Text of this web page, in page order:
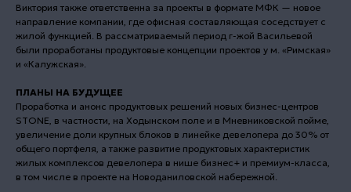
Виктория также ответственна за проекты в формате МФК — новое
направление компании, где офисная составляющая соседствует с
жилой функцией. В рассматриваемый период г-жой Васильевой
были проработаны продуктовые концепции проектов у м. «Римская»
и «Калужская».
ПЛАНЫ НА БУДУЩЕЕ
Проработка и анонс продуктовых решений новых бизнес-центров
STONE, в частности, на Ходынском поле и в Мневниковской пойме,
увеличение доли крупных блоков в линейке девелопера до 30% от
общего портфеля, а также развитие продуктовых характеристик
жилых комплексов девелопера в нише бизнес+ и премиум-класса,
в том числе в проекте на Новоданиловской набережной.